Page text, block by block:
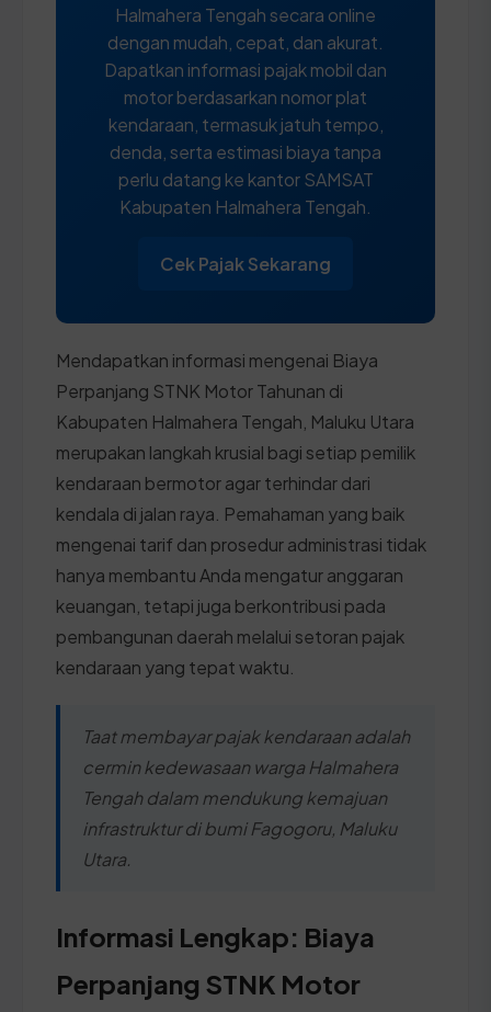
Halmahera Tengah secara online
dengan mudah, cepat, dan akurat.
Dapatkan informasi pajak mobil dan
motor berdasarkan nomor plat
kendaraan, termasuk jatuh tempo,
denda, serta estimasi biaya tanpa
perlu datang ke kantor SAMSAT
Kabupaten Halmahera Tengah.
Cek Pajak Sekarang
Mendapatkan informasi mengenai Biaya
Perpanjang STNK Motor Tahunan di
Kabupaten Halmahera Tengah, Maluku Utara
merupakan langkah krusial bagi setiap pemilik
kendaraan bermotor agar terhindar dari
kendala di jalan raya. Pemahaman yang baik
mengenai tarif dan prosedur administrasi tidak
hanya membantu Anda mengatur anggaran
keuangan, tetapi juga berkontribusi pada
pembangunan daerah melalui setoran pajak
kendaraan yang tepat waktu.
Taat membayar pajak kendaraan adalah
cermin kedewasaan warga Halmahera
Tengah dalam mendukung kemajuan
infrastruktur di bumi Fagogoru, Maluku
Utara.
Informasi Lengkap: Biaya
Perpanjang STNK Motor